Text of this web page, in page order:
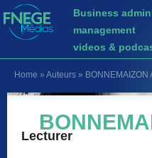
Business
management
videos &
Home » Auteurs » BONNEMAIZON
Lecturer